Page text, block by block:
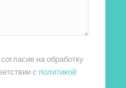
на обработку
с политикой